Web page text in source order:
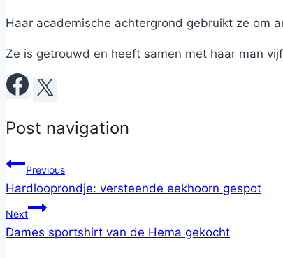
Haar academische achtergrond gebruikt ze om
Ze is getrouwd en heeft samen met haar man
Post navigation
Previous
Hardlooprondje: versteende eekhoorn gespot
Next
Dames sportshirt van de Hema gekocht